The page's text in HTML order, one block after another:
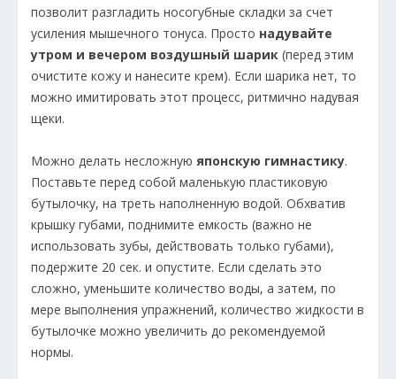
позволит разгладить носогубные складки за счет
усиления мышечного тонуса. Просто надувайте
утром и вечером воздушный шарик (перед этим
очистите кожу и нанесите крем). Если шарика нет, то
можно имитировать этот процесс, ритмично надувая
щеки.
Можно делать несложную японскую гимнастику.
Поставьте перед собой маленькую пластиковую
бутылочку, на треть наполненную водой. Обхватив
крышку губами, поднимите емкость (важно не
использовать зубы, действовать только губами),
подержите 20 сек. и опустите. Если сделать это
сложно, уменьшите количество воды, а затем, по
мере выполнения упражнений, количество жидкости в
бутылочке можно увеличить до рекомендуемой
нормы.